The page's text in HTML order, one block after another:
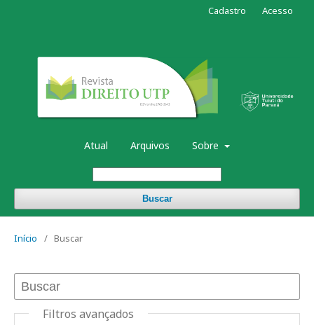
Atual Arquivos Sobre
Buscar
Cadastro Acesso
Início / Buscar
Filtros avançados